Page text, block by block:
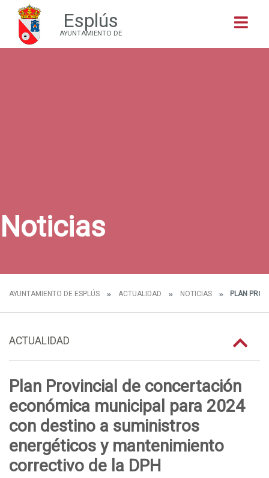
Esplús
AYUNTAMIENTO DE
Noticias
AYUNTAMIENTO DE ESPLÚS ACTUALIDAD NOTICIAS PLAN
ACTUALIDAD
Plan Provincial de concertación
económica municipal para 2024
con destino a suministros
energéticos y mantenimiento
correctivo de la DPH